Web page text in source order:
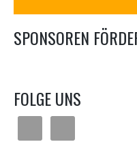
SPONSOREN
FOLGE UNS